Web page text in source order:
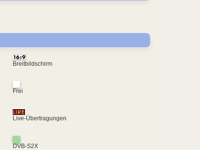
Breitbildschirm
Frei
Live-Übertragungen
DVB-S2X